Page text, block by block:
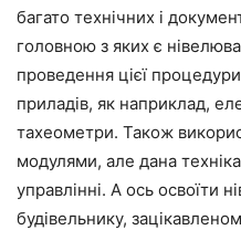
багато технічних і
головною з яких є
проведення цієї
приладів, як наприклад,
тахеометри. Також
модулями, але дана
управлінні. А ось освоїти
будівельнику,